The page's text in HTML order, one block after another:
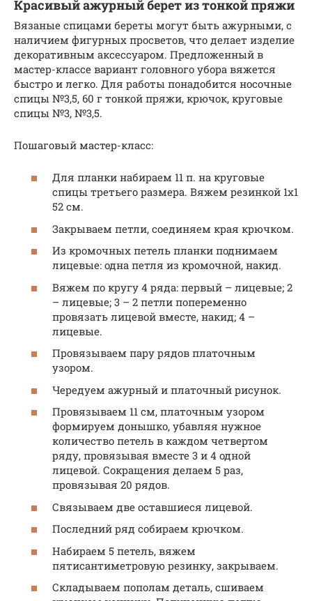
Красивый ажурный берет из тонкой пряжи
Вязаные спицами береты могут быть ажурными, с
наличием фигурных просветов, что делает изделие
декоративным аксессуаром. Предложенный в
мастер-классе вариант головного убора вяжется
быстро и легко. Для работы понадобится носочные
спицы №3,5, 60 г тонкой пряжи, крючок, круговые
спицы №3, №3,5.
Пошаговый мастер-класс:
Для планки набираем 11 п. на круговые
спицы третьего размера. Вяжем резинкой 1х1
52 см.
Закрываем петли, соединяем края крючком.
Из кромочных петель планки поднимаем
лицевые: одна петля из кромочной, накид.
Вяжем по кругу 4 ряда: первый – лицевые; 2
– лицевые; 3 – 2 петли попеременно
провязать лицевой вместе, накид; 4 –
лицевые.
Провязываем пару рядов платочным
узором.
Чередуем ажурный и платочный рисунок.
Провязываем 11 см, платочным узором
формируем донышко, убавляя нужное
количество петель в каждом четвертом
ряду, провязывая вместе 3 и 4 одной
лицевой. Сокращения делаем 5 раз,
провязывая 20 рядов.
Связываем две оставшиеся лицевой.
Последний ряд собираем крючком.
Набираем 5 петель, вяжем
пятисантиметровую резинку, закрываем.
Складываем пополам деталь, сшиваем